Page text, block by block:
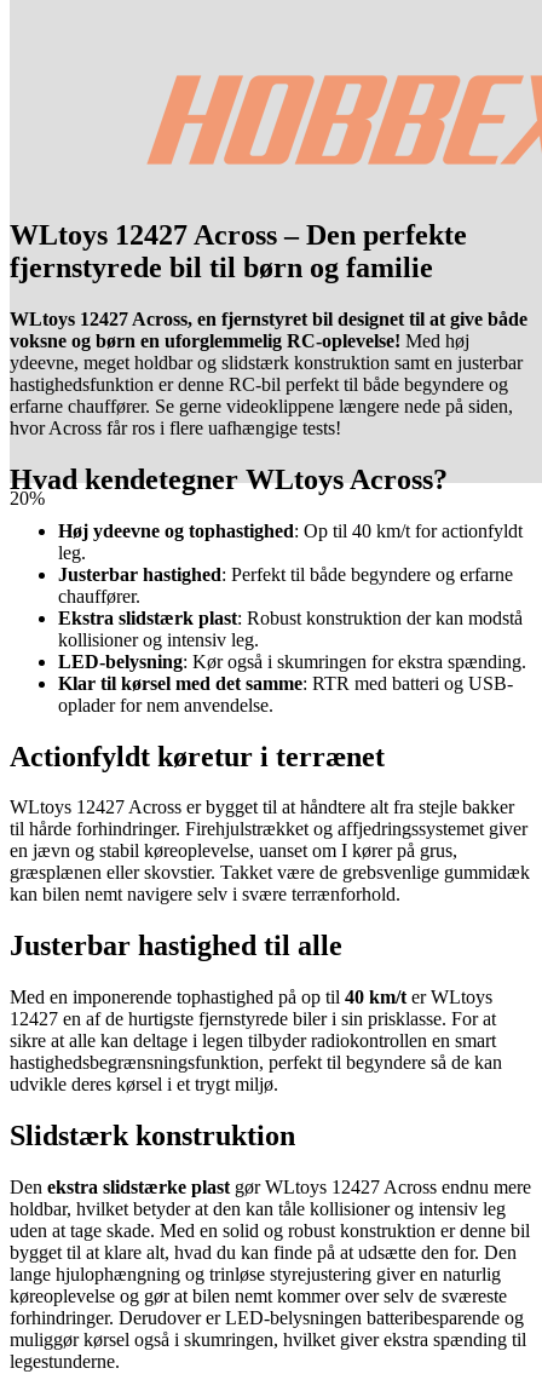
20%
WLtoys 12427 Across – Den perfekte
fjernstyrede bil til børn og familie
WLtoys 12427 Across, en fjernstyret bil designet til at give både
voksne og børn en uforglemmelig RC-oplevelse! Med høj
ydeevne, meget holdbar og slidstærk konstruktion samt en justerbar
hastighedsfunktion er denne RC-bil perfekt til både begyndere og
erfarne chauffører. Se gerne videoklippene længere nede på siden,
hvor Across får ros i flere uafhængige tests!
Hvad kendetegner WLtoys Across?
Høj ydeevne og tophastighed: Op til 40 km/t for actionfyldt
leg.
Justerbar hastighed: Perfekt til både begyndere og erfarne
chauffører.
Ekstra slidstærk plast: Robust konstruktion der kan modstå
kollisioner og intensiv leg.
LED-belysning: Kør også i skumringen for ekstra spænding.
Klar til kørsel med det samme: RTR med batteri og USB-
oplader for nem anvendelse.
Actionfyldt køretur i terrænet
WLtoys 12427 Across er bygget til at håndtere alt fra stejle bakker
til hårde forhindringer. Firehjulstrækket og affjedringssystemet giver
en jævn og stabil køreoplevelse, uanset om I kører på grus,
græsplænen eller skovstier. Takket være de grebsvenlige gummidæk
kan bilen nemt navigere selv i svære terrænforhold.
Justerbar hastighed til alle
Med en imponerende tophastighed på op til 40 km/t er WLtoys
12427 en af de hurtigste fjernstyrede biler i sin prisklasse. For at
sikre at alle kan deltage i legen tilbyder radiokontrollen en smart
hastighedsbegrænsningsfunktion, perfekt til begyndere så de kan
udvikle deres kørsel i et trygt miljø.
Slidstærk konstruktion
Den ekstra slidstærke plast gør WLtoys 12427 Across endnu mere
holdbar, hvilket betyder at den kan tåle kollisioner og intensiv leg
uden at tage skade. Med en solid og robust konstruktion er denne bil
bygget til at klare alt, hvad du kan finde på at udsætte den for. Den
lange hjulophængning og trinløse styrejustering giver en naturlig
køreoplevelse og gør at bilen nemt kommer over selv de sværeste
forhindringer. Derudover er LED-belysningen batteribesparende og
muliggør kørsel også i skumringen, hvilket giver ekstra spænding til
legestunderne.